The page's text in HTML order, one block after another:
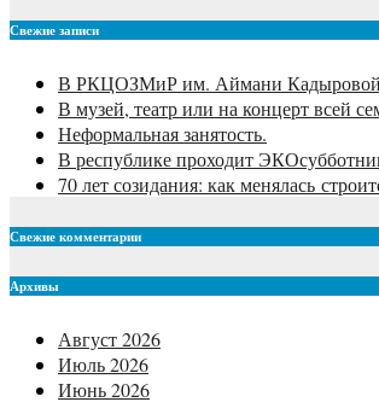
Свежие записи
В РКЦОЗМиР им. Аймани Кадыровой
В музей, театр или на концерт всей
Неформальная занятость.
В республике проходит
70 лет созидания: как менялась
Свежие комментарии
Архивы
Август 2026
Июль 2026
Июнь 2026